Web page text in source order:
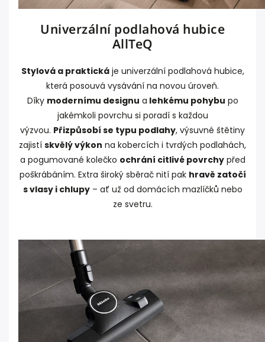
Univerzální podlahová hubice
AllTeQ
Stylová a praktická je univerzální podlahová hubice,
která posouvá vysávání na novou úroveň.
Díky modernímu designu a lehkému pohybu po
jakémkoli povrchu si poradí s každou
výzvou. Přizpůsobí se typu podlahy, výsuvné štětiny
zajistí skvělý výkon na kobercích i tvrdých podlahách,
a pogumované kolečko ochrání citlivé povrchy před
poškrábáním. Extra široký sběrač nití pak hravě zatočí
s vlasy i chlupy – ať už od domácích mazlíčků nebo
ze svetru.